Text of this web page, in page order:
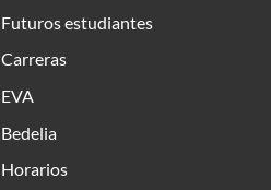
Futuros estudiantes
Carreras
EVA
Bedelia
Horarios